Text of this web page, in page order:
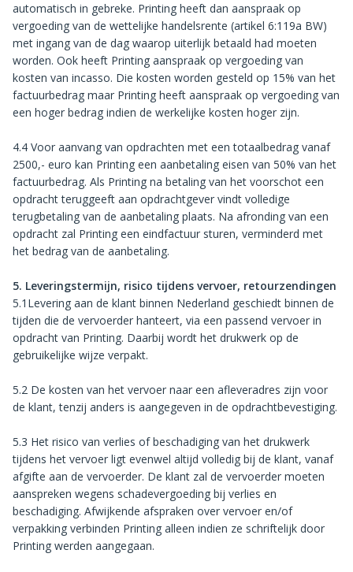
automatisch in gebreke. Printing heeft dan aanspraak op
vergoeding van de wettelijke handelsrente (artikel 6:119a BW)
met ingang van de dag waarop uiterlijk betaald had moeten
worden. Ook heeft Printing aanspraak op vergoeding van
kosten van incasso. Die kosten worden gesteld op 15% van het
factuurbedrag maar Printing heeft aanspraak op vergoeding van
een hoger bedrag indien de werkelijke kosten hoger zijn.
4.4 Voor aanvang van opdrachten met een totaalbedrag vanaf
2500,- euro kan Printing een aanbetaling eisen van 50% van het
factuurbedrag. Als Printing na betaling van het voorschot een
opdracht teruggeeft aan opdrachtgever vindt volledige
terugbetaling van de aanbetaling plaats. Na afronding van een
opdracht zal Printing een eindfactuur sturen, verminderd met
het bedrag van de aanbetaling.
5. Leveringstermijn, risico tijdens vervoer, retourzendingen
5.1Levering aan de klant binnen Nederland geschiedt binnen de
tijden die de vervoerder hanteert, via een passend vervoer in
opdracht van Printing. Daarbij wordt het drukwerk op de
gebruikelijke wijze verpakt.
5.2 De kosten van het vervoer naar een afleveradres zijn voor
de klant, tenzij anders is aangegeven in de opdrachtbevestiging.
5.3 Het risico van verlies of beschadiging van het drukwerk
tijdens het vervoer ligt evenwel altijd volledig bij de klant, vanaf
afgifte aan de vervoerder. De klant zal de vervoerder moeten
aanspreken wegens schadevergoeding bij verlies en
beschadiging. Afwijkende afspraken over vervoer en/of
verpakking verbinden Printing alleen indien ze schriftelijk door
Printing werden aangegaan.